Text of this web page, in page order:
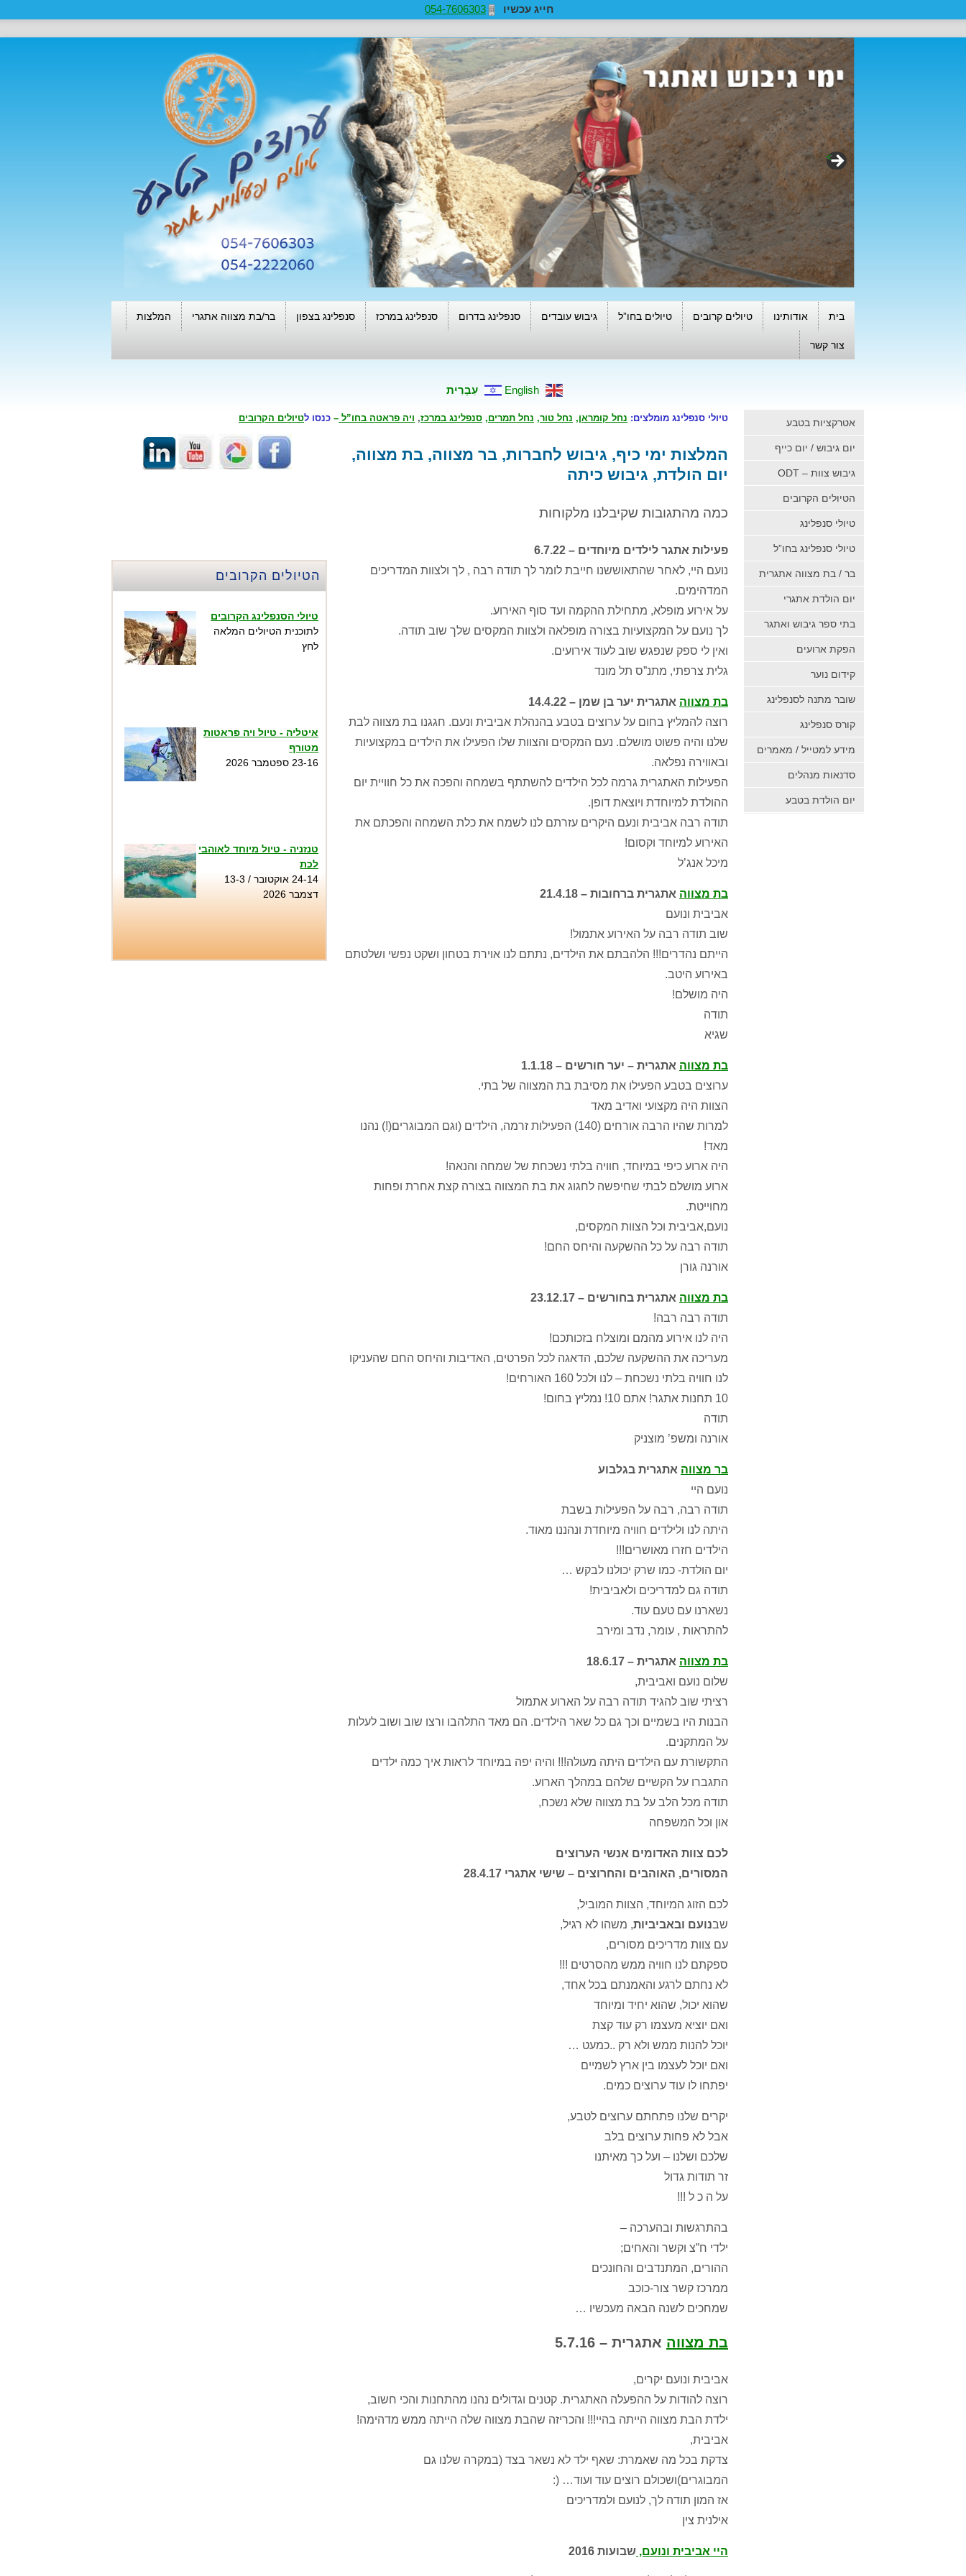
חייג עכשיו 054-7606303
>
בית אודותינו טיולים קרובים טיולים בחו”ל גיבוש עובדים סנפלינג בדרום סנפלינג במרכז סנפלינג בצפון בר/בת מצווה אתגרי המלצות
צור קשר
English עִבְרִית
טיולי סנפלינג מומלצים: נחל קומראן, נחל טור, נחל תמרים, סנפלינג במרכז, ויה פראטה בחו”ל – כנסו לטיולים הקרובים
הטיולים הקרובים
טיולי הסנפלינג הקרובים
לתוכנית הטיולים המלאה
לחץ
איטליה - טיול ויה פראטות
מטורף
23-16 ספטמבר 2026
טנזניה - טיול מיוחד לאוהבי
לכת
24-14 אוקטובר / 13-3
דצמבר 2026
המלצות ימי כיף, גיבוש לחברות, בר מצווה, בת מצווה,
יום הולדת, גיבוש כיתה
כמה מהתגובות שקיבלנו מלקוחות
פעילות אתגר לילדים מיוחדים – 6.7.22
נועם היי, לאחר שהתאוששנו חייבת לומר לך תודה רבה , לך ולצוות המדריכים
המדהימים.
על אירוע מופלא, מתחילת ההקמה ועד סוף האירוע.
לך נועם על המקצועיות בצורה מופלאה ולצוות המקסים שלך שוב תודה.
ואין לי ספק שנפגש שוב לעוד אירועים.
גלית צרפתי, מתנ”ס תל מונד
בת מצווה אתגרית יער בן שמן – 14.4.22
רוצה להמליץ בחום על ערוצים בטבע בהנהלת אביבית ונעם. חגגנו בת מצווה לבת
שלנו והיה פשוט מושלם. נעם המקסים והצוות שלו הפעילו את הילדים במקצועיות
ובאווירה נפלאה.
הפעילות האתגרית גרמה לכל הילדים להשתתף בשמחה והפכה את כל חוויית יום
ההולדת למיוחדת ויוצאת דופן.
תודה רבה אביבית ונעם היקרים עזרתם לנו לשמח את כלת השמחה והפכתם את
האירוע למיוחד וקסום!
מיכל אנג’ל
בת מצווה אתגרית ברחובות – 21.4.18
אביבית ונועם
שוב תודה רבה על האירוע אתמול!
הייתם נהדרים!!! הלהבתם את הילדים, נתתם לנו אוירת בטחון ושקט נפשי ושלטתם
באירוע היטב.
היה מושלם!
תודה
שגיא
בת מצווה אתגרית – יער חורשים – 1.1.18
ערוצים בטבע הפעילו את מסיבת בת המצווה של בתי.
הצוות היה מקצועי ואדיב מאד
למרות שהיו הרבה אורחים (140) הפעילות זרמה, הילדים (וגם המבוגרים(!) נהנו
מאד!
היה ארוע כיפי במיוחד, חוויה בלתי נשכחת של שמחה והנאה!
ארוע מושלם לבתי שחיפשה לחגוג את בת המצווה בצורה קצת אחרת ופחות
מחוייטת.
נועם,אביבית וכל הצוות המקסים,
תודה רבה על כל ההשקעה והיחס החם!
אורנה גורן
בת מצווה אתגרית בחורשים – 23.12.17
תודה רבה רבה!
היה לנו אירוע מהמם ומוצלח בזכותכם!
מעריכה את ההשקעה שלכם, הדאגה לכל הפרטים, האדיבות והיחס החם שהעניקו
לנו חוויה בלתי נשכחת – לנו ולכל 160 האורחים!
10 תחנות אתגר! אתם 10! נמליץ בחום!
תודה
אורנה ומשפ’ מוצניק
בר מצווה אתגרית בגלבוע
נועם היי
תודה רבה, רבה על הפעילות בשבת
היתה לנו ולילדים חוויה מיוחדת ונהננו מאוד.
הילדים חזרו מאושרים!!!
יום הולדת- כמו שרק יכולנו לבקש …
תודה גם למדריכים ולאביבית!
נשארנו עם טעם עוד.
להתראות , עומר, נדב ומירב
בת מצווה אתגרית – 18.6.17
שלום נועם ואביבית,
רציתי שוב להגיד תודה רבה על הארוע אתמול
הבנות היו בשמיים וכך גם כל שאר הילדים. הם מאד התלהבו ורצו שוב ושוב לעלות
על המתקנים.
התקשורת עם הילדים היתה מעולה!!! והיה יפה במיוחד לראות איך כמה ילדים
התגברו על הקשיים שלהם במהלך הארוע.
תודה מכל הלב על בת מצווה שלא נשכח,
און וכל המשפחה
לכם צוות האדומים אנשי הערוצים
המסורים, האוהבים והחרוצים – שישי אתגרי 28.4.17
לכם הזוג המיוחד, הצוות המוביל,
שבנועם ובאביביות, משהו לא רגיל,
עם צוות מדריכים מסורים,
ספקתם לנו חוויה ממש מהסרטים !!!
לא נחתם לרגע והאמנתם בכל אחד,
שהוא יכול, שהוא יחיד ומיוחד
ואם יוציא מעצמו רק עוד קצת
יוכל להנות ממש ולא רק ..כמעט …
ואם יוכל לעצמו בין ארץ לשמיים
יפתחו לו עוד ערוצים כמים.
יקרים שלנו פתחתם ערוצים לטבע,
אבל לא פחות ערוצים בלב
שלכם ושלנו – ועל כך מאיתנו
זר תודות גדול
על ה כ ל !!!
בהתרגשות ובהערכה –
ילדי ח”צ וקשר והאחים;
ההורים, המתנדבים והחונכים
ממרכז קשר צור-כוכב
שמחכים לשנה הבאה מעכשיו …
בת מצווה אתגרית – 5.7.16
אביבית ונועם יקרים,
רוצה להודות על ההפעלה האתגרית. קטנים וגדולים נהנו מהתחנות והכי חשוב,
ילדת הבת מצווה הייתה בהיי!!! והכריזה שהבת מצווה שלה הייתה ממש מדהימה!
אביבית,
צדקת בכל מה שאמרת: שאף ילד לא נשאר בצד (במקרה שלנו גם
המבוגרים)ושכולם רוצים עוד ועוד… (:
אז המון תודה לך, לנועם ולמדריכים
אילנית צין
היי אביבית ונועם,שבועות 2016
אטרקציות בטבע
יום גיבוש / יום כייף
גיבוש צוות – ODT
הטיולים הקרובים
טיולי סנפלינג
טיולי סנפלינג בחו”ל
בר / בת מצווה אתגרית
יום הולדת אתגרי
בתי ספר גיבוש ואתגר
הפקת ארועים
קידום נוער
שובר מתנה לסנפלינג
קורס סנפלינג
מידע למטייל / מאמרים
סדנאות מנהלים
יום הולדת בטבע